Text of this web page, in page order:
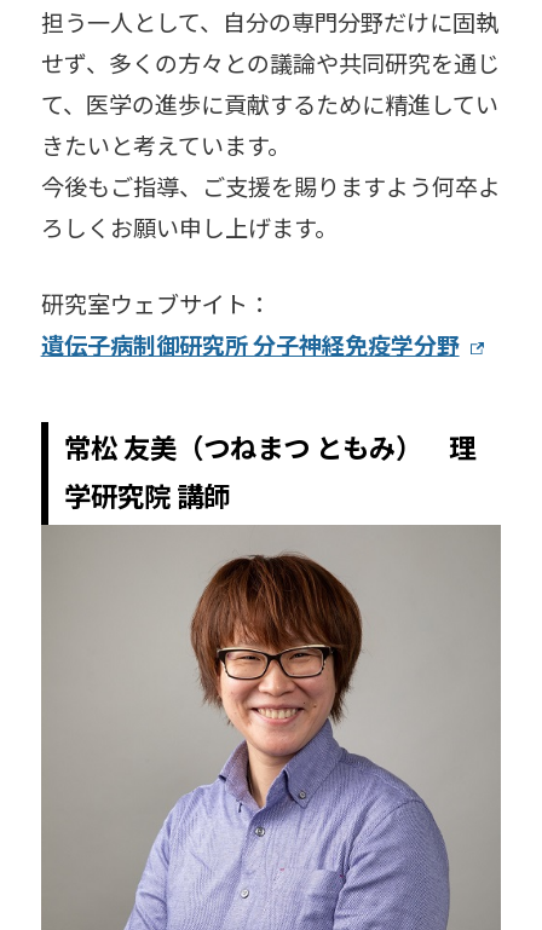
担う一人として、自分の専門分野だけに固執
せず、多くの方々との議論や共同研究を通じ
て、医学の進歩に貢献するために精進してい
きたいと考えています。
今後もご指導、ご支援を賜りますよう何卒よ
ろしくお願い申し上げます。
研究室ウェブサイト：
遺伝子病制御研究所 分子神経免疫学分野
常松 友美（つねまつ ともみ） 理
学研究院 講師